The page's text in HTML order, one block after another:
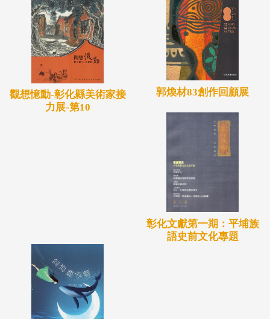
觀想憶動-彰化縣美術家接
力展-第10
郭煥材83創作回顧展
彰化文獻第一期：平埔族
語史前文化專題